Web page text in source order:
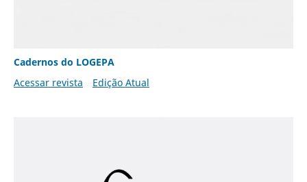
Cadernos do LOGEPA
Acessar revista
Edição Atual